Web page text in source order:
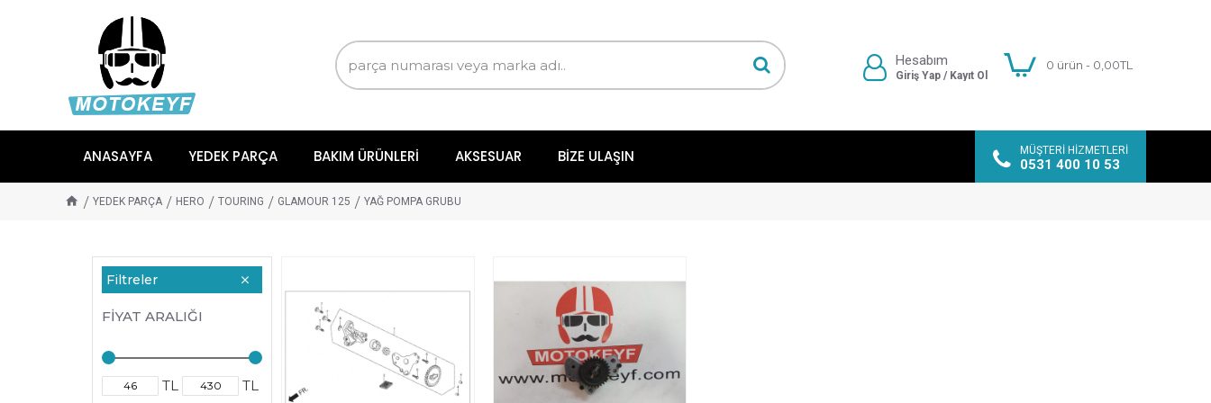
Hesabım
Giriş Yap / Kayıt Ol
0 ürün - 0,00TL
ANASAYFA YEDEK PARÇA BAKIM ÜRÜNLERI AKSESUAR BIZE ULAŞIN MÜŞTERI HIZMETLERI
0531 400 10 53
YEDEK PARÇA HERO TOURING GLAMOUR 125 YAĞ POMPA GRUBU
Filtreler
FIYAT ARALIĞI
TL TL